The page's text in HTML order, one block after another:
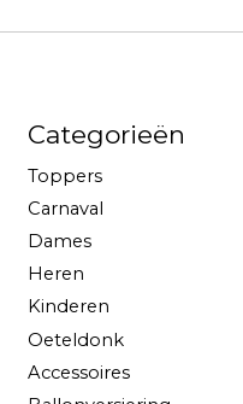
Categorieën
Toppers
Carnaval
Dames
Heren
Kinderen
Oeteldonk
Accessoires